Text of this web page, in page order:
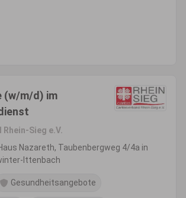
(w/m/d) im
Sieg e.V.
Nazareth, Taubenbergweg 4/4a in
Ittenbach
Gesundheitsangebote